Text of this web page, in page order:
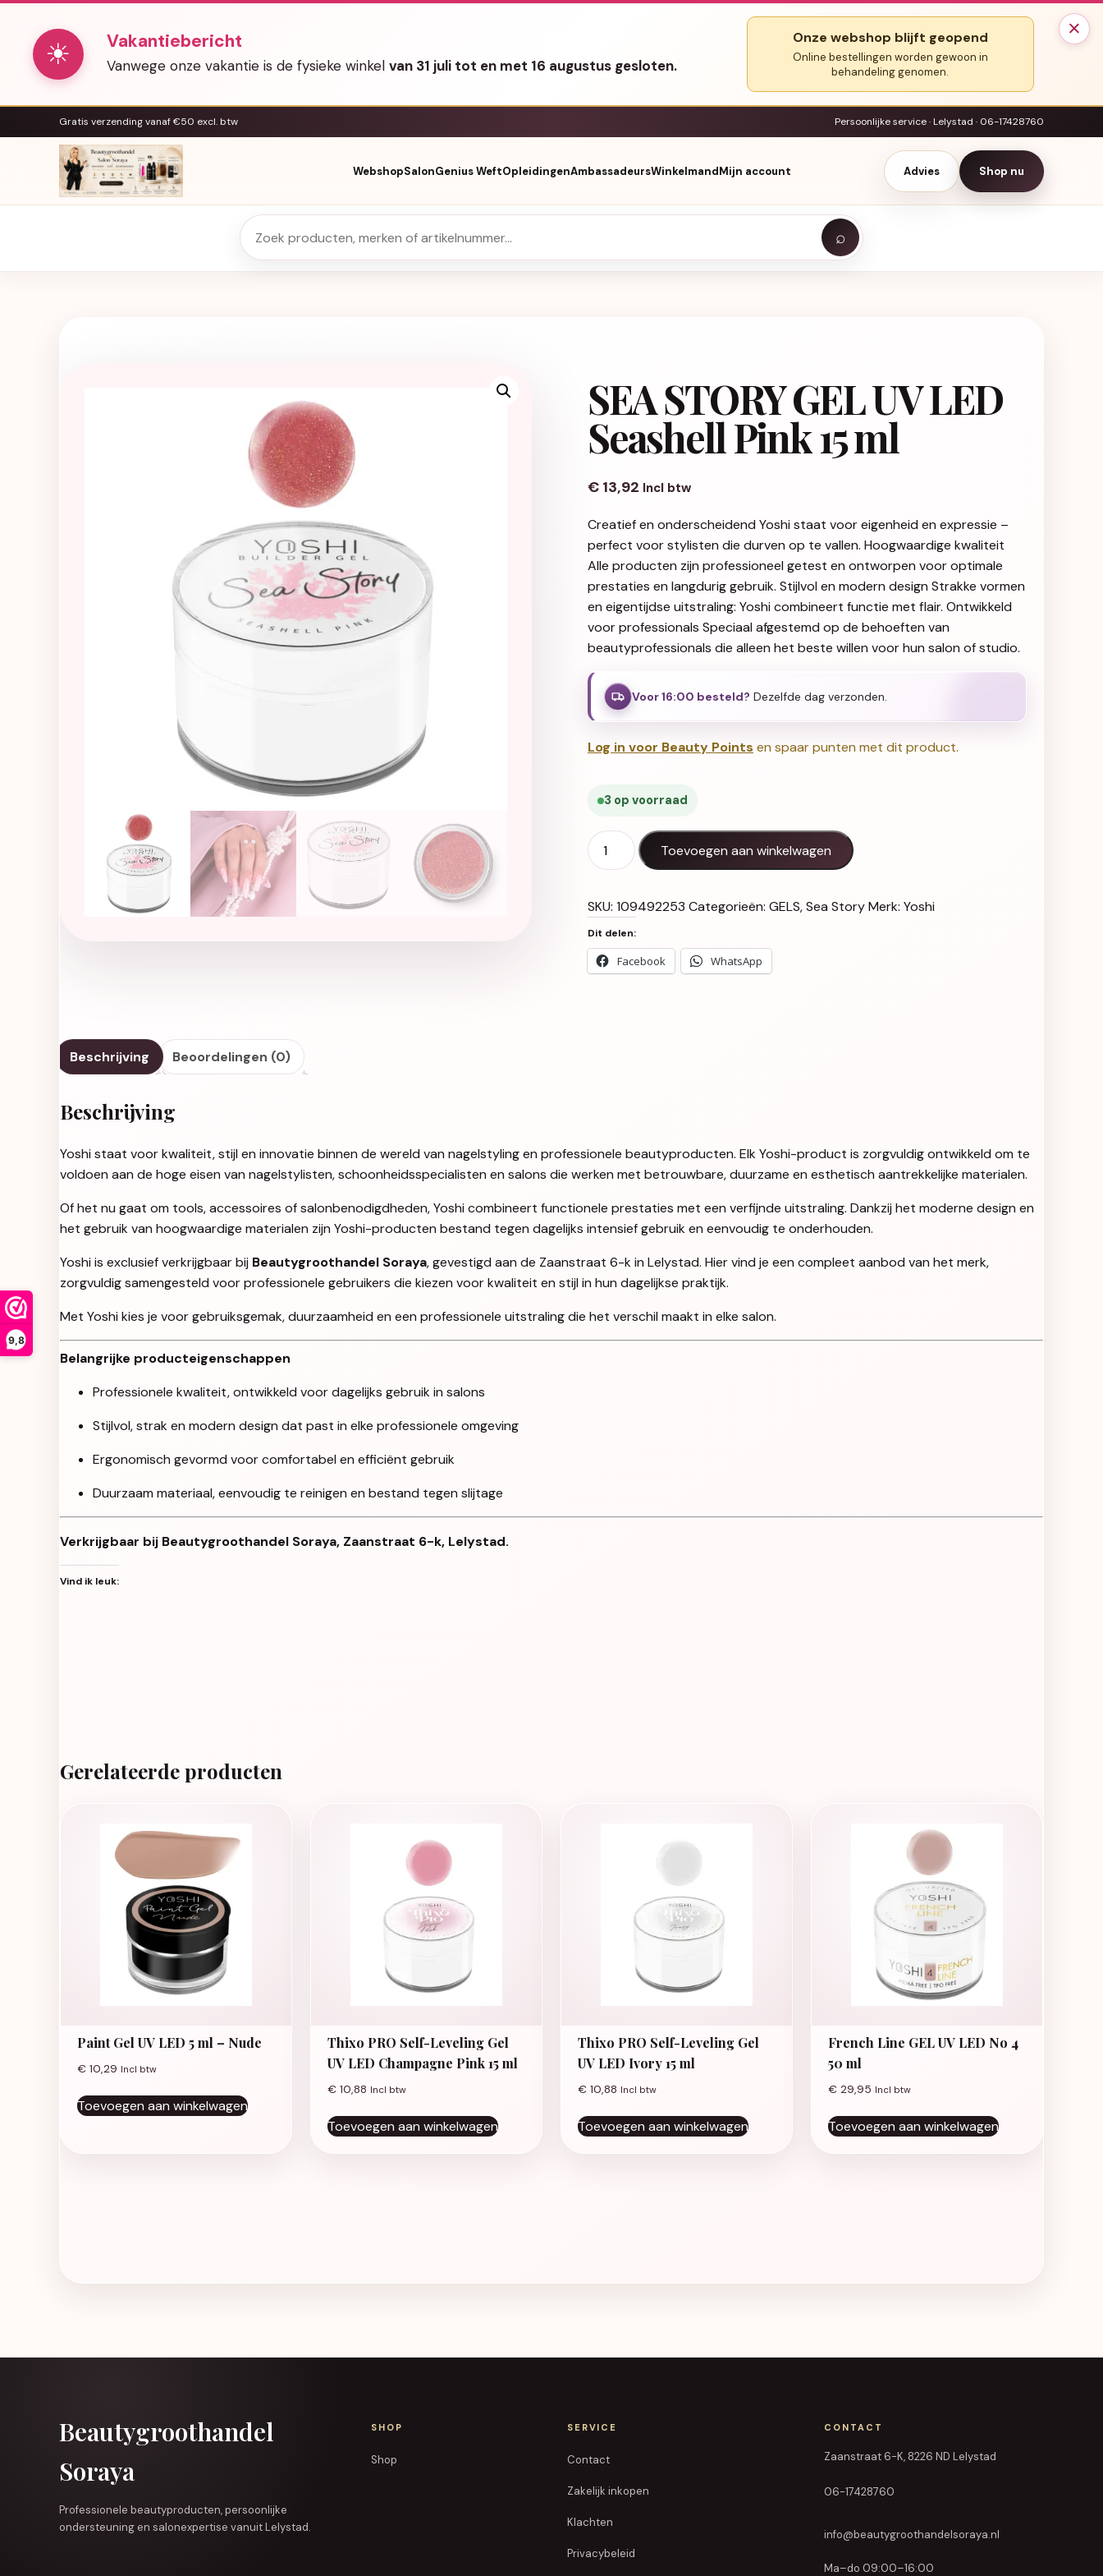
9,8
×
☀ Vakantiebericht
Vanwege onze vakantie is de fysieke winkel van 31 juli tot en met 16 augustus gesloten.
Onze webshop blijft geopend
Online bestellingen worden gewoon in
behandeling genomen.
Gratis verzending vanaf €50 excl. btw Persoonlijke service · Lelystad · 06-17428760
WebshopSalonGenius WeftOpleidingenAmbassadeursWinkelmandMijn account Advies Shop nu
⌕
SEA STORY GEL UV LED
Seashell Pink 15 ml
€13,92 Incl btw
Creatief en onderscheidend Yoshi staat voor eigenheid en expressie –
perfect voor stylisten die durven op te vallen. Hoogwaardige kwaliteit
Alle producten zijn professioneel getest en ontworpen voor optimale
prestaties en langdurig gebruik. Stijlvol en modern design Strakke vormen
en eigentijdse uitstraling: Yoshi combineert functie met flair. Ontwikkeld
voor professionals Speciaal afgestemd op de behoeften van
beautyprofessionals die alleen het beste willen voor hun salon of studio.
Voor 16:00 besteld? Dezelfde dag verzonden.
Log in voor Beauty Points en spaar punten met dit product.
3 op voorraad
SEA STORY GEL UV LED Seashell Pink 15 ml aantal
Toevoegen aan winkelwagen
SKU: 109492253 Categorieën: GELS,Sea StoryMerk: Yoshi
Dit delen:
Facebook WhatsApp
Beschrijving Beoordelingen (0)
Beschrijving
Yoshi staat voor kwaliteit, stijl en innovatie binnen de wereld van nagelstyling en professionele beautyproducten. Elk Yoshi-product is zorgvuldig ontwikkeld om te
voldoen aan de hoge eisen van nagelstylisten, schoonheidsspecialisten en salons die werken met betrouwbare, duurzame en esthetisch aantrekkelijke materialen.
Of het nu gaat om tools, accessoires of salonbenodigdheden, Yoshi combineert functionele prestaties met een verfijnde uitstraling. Dankzij het moderne design en
het gebruik van hoogwaardige materialen zijn Yoshi-producten bestand tegen dagelijks intensief gebruik en eenvoudig te onderhouden.
Yoshi is exclusief verkrijgbaar bij Beautygroothandel Soraya, gevestigd aan de Zaanstraat 6-k in Lelystad. Hier vind je een compleet aanbod van het merk,
zorgvuldig samengesteld voor professionele gebruikers die kiezen voor kwaliteit en stijl in hun dagelijkse praktijk.
Met Yoshi kies je voor gebruiksgemak, duurzaamheid en een professionele uitstraling die het verschil maakt in elke salon.
Belangrijke producteigenschappen
Professionele kwaliteit, ontwikkeld voor dagelijks gebruik in salons
Stijlvol, strak en modern design dat past in elke professionele omgeving
Ergonomisch gevormd voor comfortabel en efficiënt gebruik
Duurzaam materiaal, eenvoudig te reinigen en bestand tegen slijtage
Verkrijgbaar bij Beautygroothandel Soraya, Zaanstraat 6-k, Lelystad.
Vind ik leuk:
Gerelateerde producten
Paint Gel UV LED 5 ml – Nude
€ 10,29 Incl btw
Toevoegen aan winkelwagen
Thixo PRO Self-Leveling Gel
UV LED Champagne Pink 15 ml
€ 10,88 Incl btw
Toevoegen aan winkelwagen
Thixo PRO Self-Leveling Gel
UV LED Ivory 15 ml
€ 10,88 Incl btw
Toevoegen aan winkelwagen
French Line GEL UV LED No 4
50 ml
€ 29,95 Incl btw
Toevoegen aan winkelwagen
Beautygroothandel
Soraya
Professionele beautyproducten, persoonlijke
ondersteuning en salonexpertise vanuit Lelystad.
SHOP
Shop
SERVICE
Contact
Zakelijk inkopen
Klachten
Privacybeleid
CONTACT
Zaanstraat 6-K, 8226 ND Lelystad
06-17428760
info@beautygroothandelsoraya.nl
Ma–do 09:00–16:00